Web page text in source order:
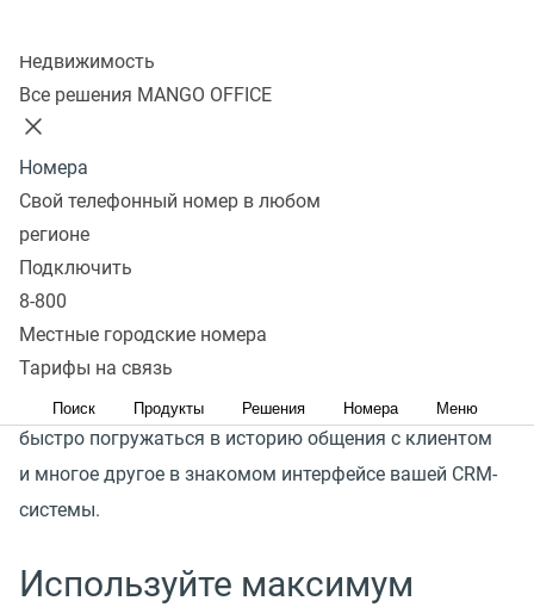
Недвижимость
Все решения MANGO OFFICE
Номера
Свой телефонный номер в любом
регионе
Подключить
8-800
Местные городские номера
Тарифы на связь
Поиск Продукты Решения Номера Меню
множество CRM-систем, а данные о звонках зачастую
вручную переносить файлы, либо работать
Готовые интеграции MANGO OFFICE позволят
управлять данными в одном окне. Ваши менеджеры
без потери времени и качества смогут принимать
звонки, формировать информацию о пользователях,
быстро погружаться в историю общения с клиентом
и многое другое в знакомом интерфейсе вашей CRM-
системы.
Используйте максимум